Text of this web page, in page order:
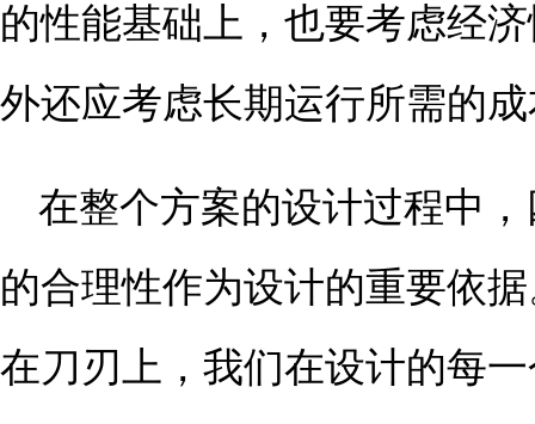
的性能基础上，也要考虑经
外还应考虑长期运行所需的
在整个方案的设计过程中
的合理性作为设计的重要依
在刀刃上，我们在设计的每